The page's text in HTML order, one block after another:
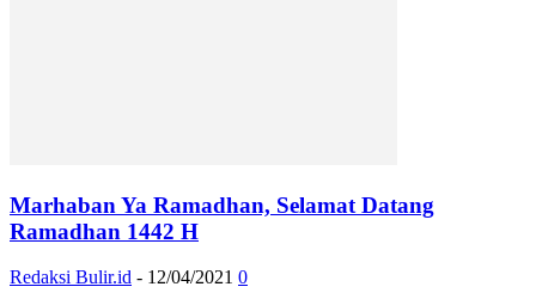
Marhaban Ya Ramadhan, Selamat Datang
Ramadhan 1442 H
Redaksi Bulir.id - 12/04/2021 0